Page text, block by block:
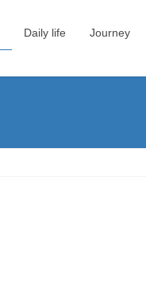
Daily life Journey